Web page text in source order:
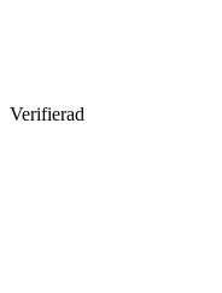
Verifierad